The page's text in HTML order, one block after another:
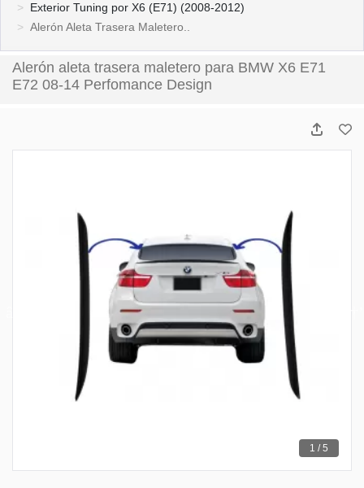
Exterior Tuning por X6 (E71) (2008-2012)
Alerón Aleta Trasera Maletero..
Alerón aleta trasera maletero para BMW X6 E71
E72 08-14 Perfomance Design
1 / 5